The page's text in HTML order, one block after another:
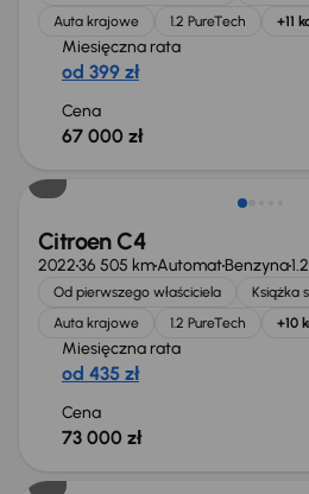
Auta krajowe
1.2 PureTech +11
Miesięczna rata
od 399 zł
Cena
67 000 zł
Od nowego taniej o 48 999 zł
Citroen C4
202236 505 kmAutomatBenzyna
Od pierwszego właściciela
Książka
Auta krajowe
1.2 PureTech +10
Miesięczna rata
od 435 zł
Cena
73 000 zł